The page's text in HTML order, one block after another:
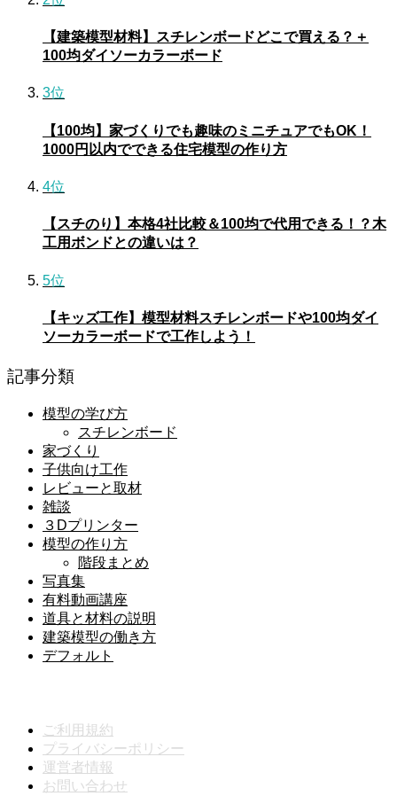
【建築模型材料】スチレンボードどこで買える？＋
100均ダイソーカラーボード
3位
【100均】家づくりでも趣味のミニチュアでもOK！
1000円以内でできる住宅模型の作り方
4位
【スチのり】本格4社比較＆100均で代用できる！？木
工用ボンドとの違いは？
5位
【キッズ工作】模型材料スチレンボードや100均ダイ
ソーカラーボードで工作しよう！
記事分類
模型の学び方
スチレンボード
家づくり
子供向け工作
レビューと取材
雑談
３Dプリンター
模型の作り方
階段まとめ
写真集
有料動画講座
道具と材料の説明
建築模型の働き方
デフォルト
ご利用規約
プライバシーポリシー
運営者情報
お問い合わせ